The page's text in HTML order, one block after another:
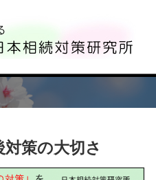
策の大切さ